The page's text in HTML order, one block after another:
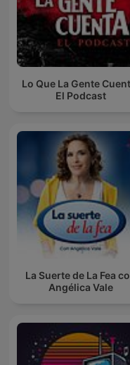
Lo Que La Gente
El Podcast
La Suerte de La Fea
Angélica Vale